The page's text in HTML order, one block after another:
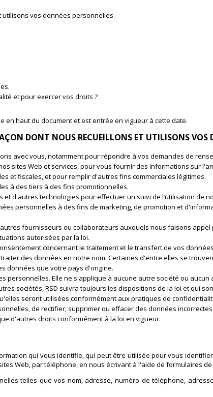
vos données personnelles.
et pour exercer vos droits ?
haut du document et est entrée en vigueur à cette date.
DONT NOUS RECUEILLONS ET UTILISONS VOS
avec vous, notamment pour répondre à vos demandes de
sites Web et services, pour vous fournir des informations sur
et fiscales, et pour remplir d'autres fins commerciales légitimes.
à des tiers à des fins promotionnelles.
d'autres technologies pour effectuer un suivi de l’utilisation de
personnelles à des fins de marketing, de promotion et
fournisseurs ou collaborateurs auxquels nous faisons
autorisées par la loi.
concernant le traitement et le transfert de vos
des données en notre nom. Certaines d'entre elles se
données que votre pays d'origine.
Elle ne s'applique à aucune autre société ou
sociétés, RSD suivra toujours les dispositions de la loi et qui
seront utilisées conformément aux pratiques de
de rectifier, supprimer ou effacer des données
d'autres droits conformément à la loi en vigueur.
qui vous identifie, qui peut être utilisée pour vous
Web, par téléphone, en nous écrivant à l'aide de formulaires de
telles que vos nom, adresse, numéro de téléphone,